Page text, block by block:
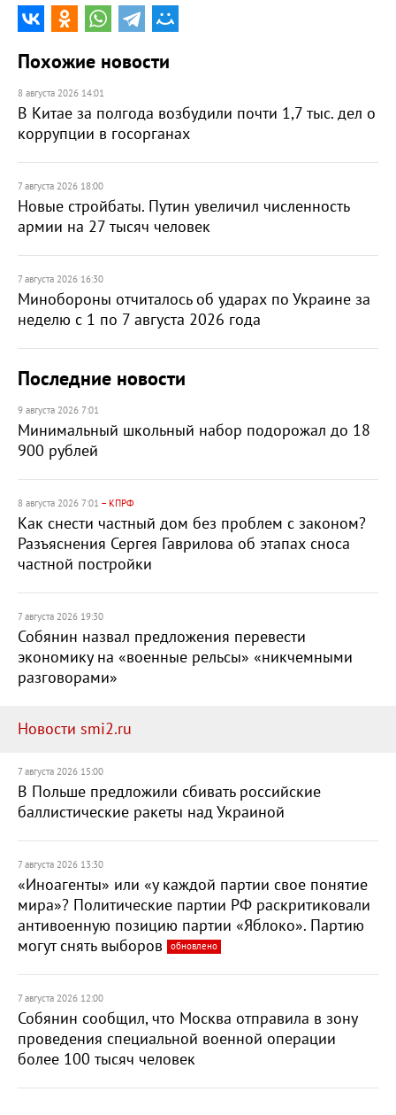
Похожие новости
8 августа 2026 14:01
В Китае за полгода возбудили почти 1,7 тыс. дел о
коррупции в госорганах
7 августа 2026 18:00
Новые стройбаты. Путин увеличил численность
армии на 27 тысяч человек
7 августа 2026 16:30
Минобороны отчиталось об ударах по Украине за
неделю с 1 по 7 августа 2026 года
Последние новости
9 августа 2026 7:01
Минимальный школьный набор подорожал до 18
900 рублей
8 августа 2026 7:01 – КПРФ
Как снести частный дом без проблем с законом?
Разъяснения Сергея Гаврилова об этапах сноса
частной постройки
7 августа 2026 19:30
Собянин назвал предложения перевести
экономику на «военные рельсы» «никчемными
разговорами»
Новости smi2.ru
7 августа 2026 15:00
В Польше предложили сбивать российские
баллистические ракеты над Украиной
7 августа 2026 13:30
«Иноагенты» или «у каждой партии свое понятие
мира»? Политические партии РФ раскритиковали
антивоенную позицию партии «Яблоко». Партию
могут снять выборов
обновлено
7 августа 2026 12:00
Собянин сообщил, что Москва отправила в зону
проведения специальной военной операции
более 100 тысяч человек